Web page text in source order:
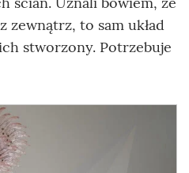
zewnątrz, to sam układ
stworzony. Potrzebuje